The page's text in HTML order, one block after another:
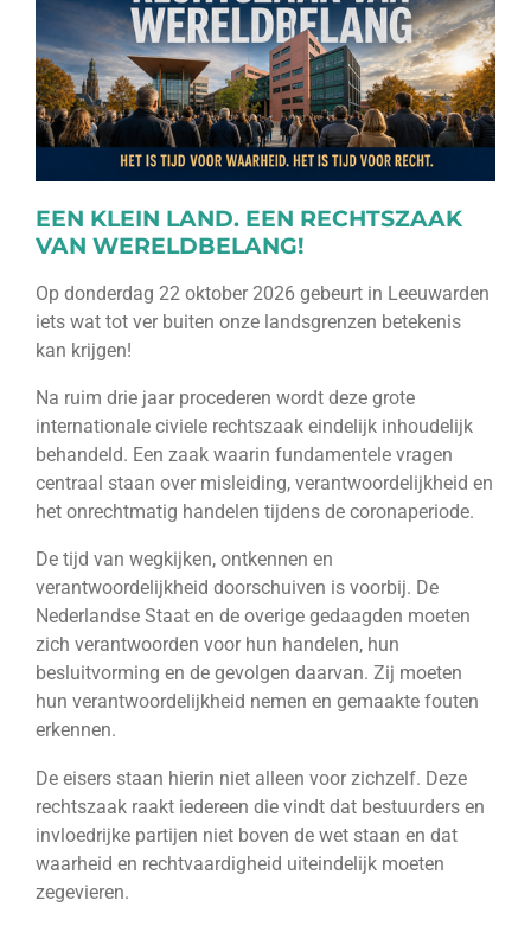
EEN KLEIN LAND. EEN RECHTSZAAK
VAN WERELDBELANG!
Op donderdag 22 oktober 2026 gebeurt in Leeuwarden
iets wat tot ver buiten onze landsgrenzen betekenis
kan krijgen!
Na ruim drie jaar procederen wordt deze grote
internationale civiele rechtszaak eindelijk inhoudelijk
behandeld. Een zaak waarin fundamentele vragen
centraal staan over misleiding, verantwoordelijkheid en
het onrechtmatig handelen tijdens de coronaperiode.
De tijd van wegkijken, ontkennen en
verantwoordelijkheid doorschuiven is voorbij. De
Nederlandse Staat en de overige gedaagden moeten
zich verantwoorden voor hun handelen, hun
besluitvorming en de gevolgen daarvan. Zij moeten
hun verantwoordelijkheid nemen en gemaakte fouten
erkennen.
De eisers staan hierin niet alleen voor zichzelf. Deze
rechtszaak raakt iedereen die vindt dat bestuurders en
invloedrijke partijen niet boven de wet staan en dat
waarheid en rechtvaardigheid uiteindelijk moeten
zegevieren.